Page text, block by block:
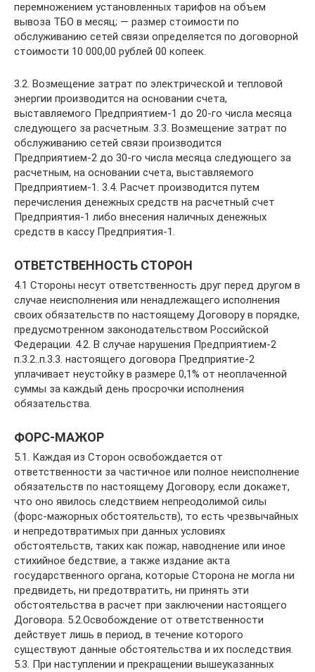
перемножением установленных тарифов на объем
вывоза ТБО в месяц; — размер стоимости по
обслуживанию сетей связи определяется по договорной
стоимости 10 000,00 рублей 00 копеек.
3.2. Возмещение затрат по электрической и тепловой
энергии производится на основании счета,
выставляемого Предприятием-1 до 20-го числа месяца
следующего за расчетным. 3.3. Возмещение затрат по
обслуживанию сетей связи производится
Предприятием-2 до 30-го числа месяца следующего за
расчетным, на основании счета, выставляемого
Предприятием-1. 3.4. Расчет производится путем
перечисления денежных средств на расчетный счет
Предприятия-1 либо внесения наличных денежных
средств в кассу Предприятия-1.
ОТВЕТСТВЕННОСТЬ СТОРОН
4.1 Стороны несут ответственность друг перед другом в
случае неисполнения или ненадлежащего исполнения
своих обязательств по настоящему Договору в порядке,
предусмотренном законодательством Российской
Федерации. 4.2. В случае нарушения Предприятием-2
п.3.2..п.3.3. настоящего договора Предприятие-2
уплачивает неустойку в размере 0,1% от неоплаченной
суммы за каждый день просрочки исполнения
обязательства.
ФОРС-МАЖОР
5.1. Каждая из Сторон освобождается от
ответственности за частичное или полное неисполнение
обязательств по настоящему Договору, если докажет,
что оно явилось следствием непреодолимой силы
(форс-мажорных обстоятельств), то есть чрезвычайных
и непредотвратимых при данных условиях
обстоятельств, таких как пожар, наводнение или иное
стихийное бедствие, а также издание акта
государственного органа, которые Сторона не могла ни
предвидеть, ни предотвратить, ни принять эти
обстоятельства в расчет при заключении настоящего
Договора. 5.2.Освобождение от ответственности
действует лишь в период, в течение которого
существуют данные обстоятельства и их последствия.
5.3. При наступлении и прекращении вышеуказанных